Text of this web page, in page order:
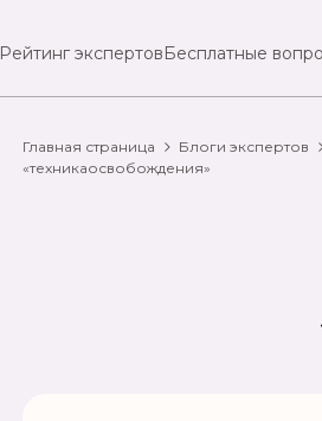
Рейтинг экспертовБесплатные
Главная страница Блоги экспертов
«техникаосвобождения»